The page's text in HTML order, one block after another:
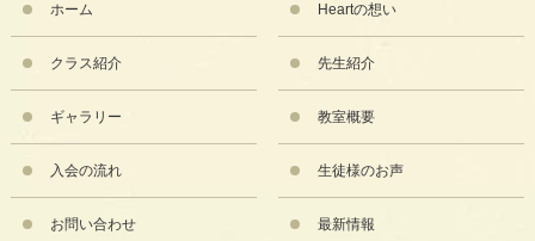
ホーム Heartの想い
クラス紹介 先生紹介
ギャラリー 教室概要
入会の流れ 生徒様のお声
お問い合わせ 最新情報